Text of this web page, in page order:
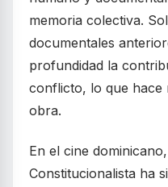
memoria colectiva.
documentales
profundidad la
conflicto, lo que hace
obra.
En el cine
Constitucionalista ha